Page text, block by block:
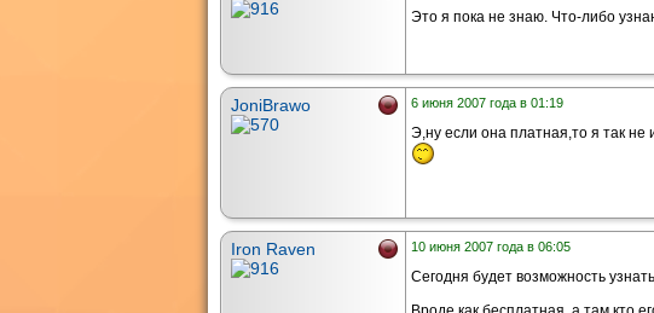
Это я пока не знаю. Что-либо
JoniBrawo 6 июня 2007 года в 01:19
Э,ну если она платная,то я так не
Iron Raven 10 июня 2007 года в 06:05
Сегодня будет возможность